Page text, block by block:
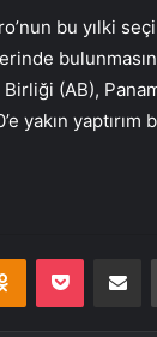
bu yılki
(AB),
yakın
Odnoklassniki
Pocket